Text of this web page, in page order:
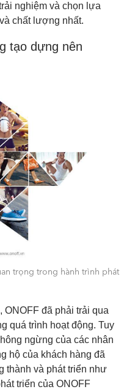
nghiệm và chọn lựa
chất lượng nhất.
tạo dựng nên
trọng trong hành trình phát
đã phải trải qua
quá trình hoạt động. Tuy
ngừng của các nhân
hộ của khách hàng đã
thành và phát triển như
triển của ONOFF